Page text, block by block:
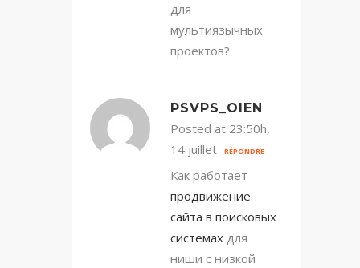
для
мультиязычных
проектов?
PSVPS_OIEN
Posted at 23:50h,
14 juillet
RÉPONDRE
Как работает
продвижение
сайта в поисковых
системах для
ниши с низкой